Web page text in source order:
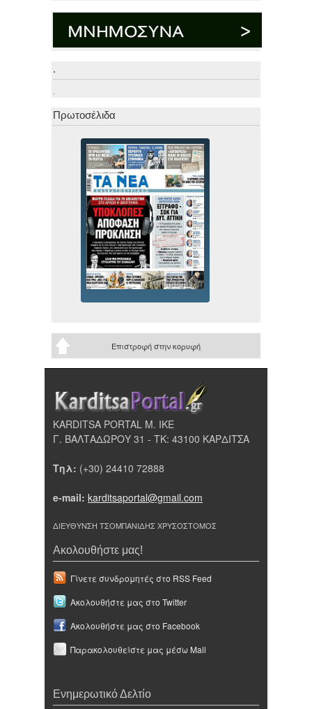
.
Πρωτοσέλιδα
Επιστροφή στην κορυφή
KARDITSA PORTAL Μ. ΙΚΕ
Γ. ΒΑΛΤΑΔΩΡΟΥ 31 - ΤΚ: 43100 ΚΑΡΔΙΤΣΑ
Τηλ: (+30) 24410 72888
e-mail: karditsaportal@gmail.com
ΔΙΕΥΘΥΝΣΗ ΤΣΟΜΠΑΝΙΔΗΣ ΧΡΥΣΟΣΤΟΜΟΣ
Ακολουθήστε μας!
Γίνετε συνδρομητές στο RSS Feed
Ακολουθήστε μας στο Twitter
Ακολουθήστε μας στο Facebook
Παρακολουθείστε μας μέσω Mail
Ενημερωτικό Δελτίο